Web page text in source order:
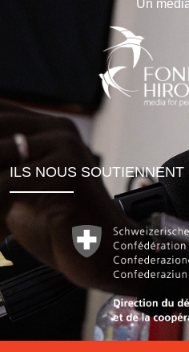
Un
ILS NOUS SOUTIENNENT